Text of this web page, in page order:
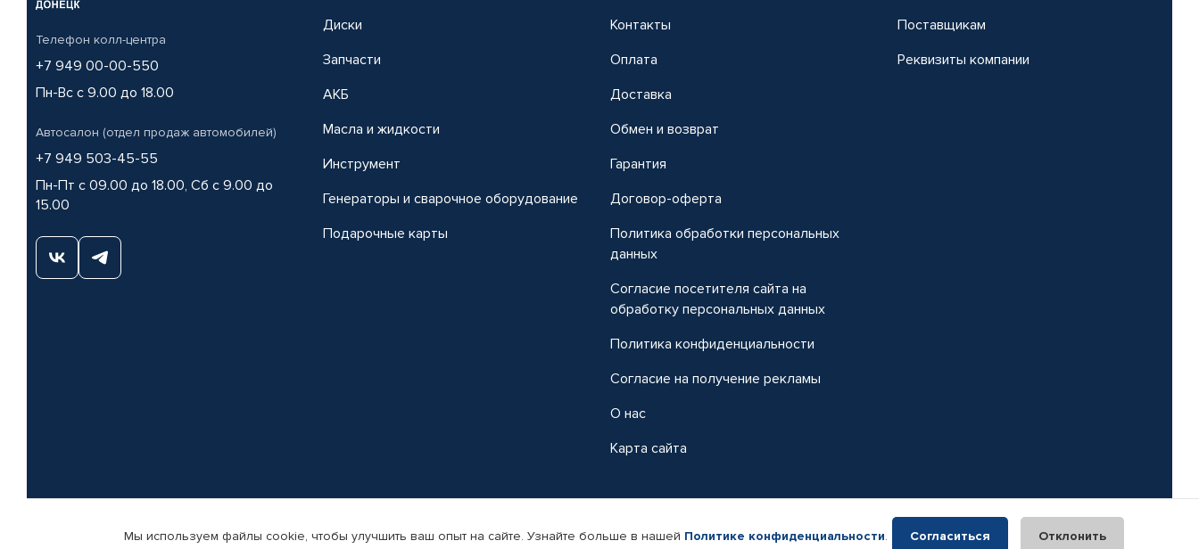
Телефон колл-центра
+7 949 00-00-550
Пн-Вс с 9.00 до 18.00
Автосалон (отдел продаж автомобилей)
+7 949 503-45-55
Пн-Пт с 09.00 до 18.00, Сб с 9.00 до
15.00
Диски
Запчасти
АКБ
Масла и жидкости
Инструмент
Генераторы и сварочное оборудование
Подарочные карты
Контакты
Оплата
Доставка
Обмен и возврат
Гарантия
Договор-оферта
Политика обработки персональных
данных
Согласие посетителя сайта на
обработку персональных данных
Политика конфиденциальности
Согласие на получение рекламы
О нас
Карта сайта
Поставщикам
Реквизиты компании
© КАМАЗ ЦЕНТР ДОНЕЦК, 2015-2026. Все права защищены. Интернет-магазин автомобильных товаров Автопрофи.
Мы используем файлы cookie, чтобы улучшить ваш опыт на сайте. Узнайте больше в нашей Политике конфиденциальности. Согласиться Отклонить